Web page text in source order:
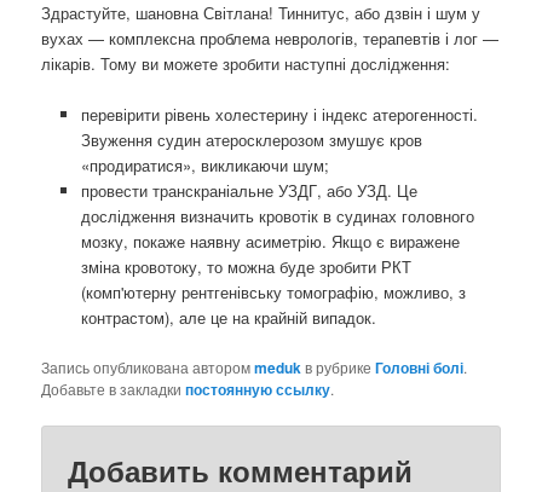
Здрастуйте, шановна Світлана! Тиннитус, або дзвін і шум у
вухах — комплексна проблема неврологів, терапевтів і лог —
лікарів. Тому ви можете зробити наступні дослідження:
перевірити рівень холестерину і індекс атерогенності.
Звуження судин атеросклерозом змушує кров
«продиратися», викликаючи шум;
провести транскраніальне УЗДГ, або УЗД. Це
дослідження визначить кровотік в судинах головного
мозку, покаже наявну асиметрію. Якщо є виражене
зміна кровотоку, то можна буде зробити РКТ
(комп'ютерну рентгенівську томографію, можливо, з
контрастом), але це на крайній випадок.
Запись опубликована авторомmeduk в рубрикеГоловні болі.
Добавьте в закладкипостоянную ссылку.
Добавить комментарий